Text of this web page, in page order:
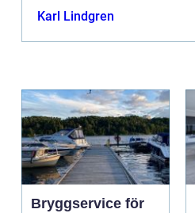
flyttupp...
Karl Lindgren
Bryggservice för